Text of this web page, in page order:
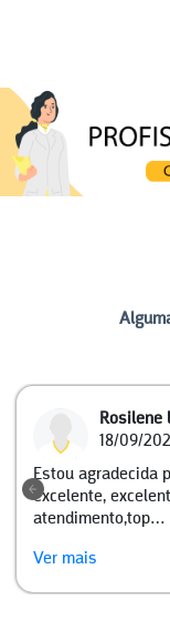
Rosilene
18/09/
Estou agradecida
excelente,
atendimento,top…
Ver mais